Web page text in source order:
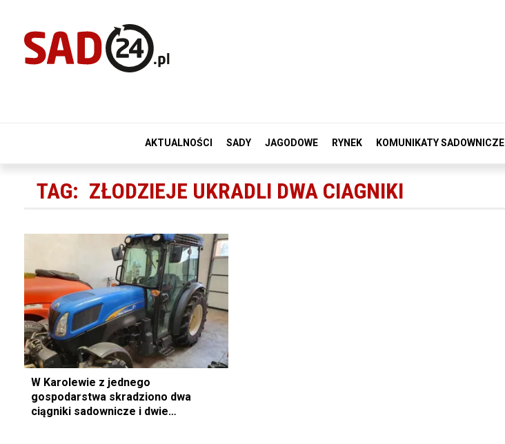
AKTUALNOŚCI SADY JAGODOWE RYNEK KOMUNIKATY SADOWNICZE
TAG: ZŁODZIEJE UKRADLI DWA CIAGNIKI
W Karolewie z jednego
gospodarstwa skradziono dwa
ciągniki sadownicze i dwie